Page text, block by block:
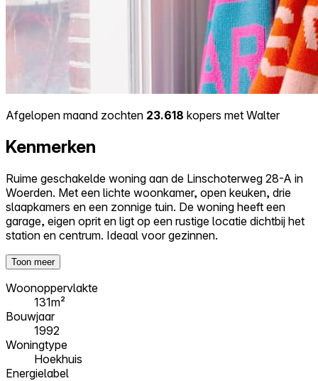
Afgelopen maand zochten 23.618 kopers met Walter
Kenmerken
Ruime geschakelde woning aan de Linschoterweg 28-A in
Woerden. Met een lichte woonkamer, open keuken, drie
slaapkamers en een zonnige tuin. De woning heeft een
garage, eigen oprit en ligt op een rustige locatie dichtbij het
station en centrum. Ideaal voor gezinnen.
Toon meer
Woonoppervlakte
131m²
Bouwjaar
1992
Woningtype
Hoekhuis
Energielabel